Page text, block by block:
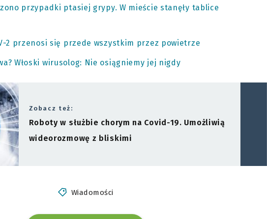
przypadki ptasiej grypy. W mieście stanęły tablice
2 przenosi się przede wszystkim przez powietrze
Włoski wirusolog: Nie osiągniemy jej nigdy
Zobacz też:
Roboty w służbie chorym na Covid-19. Umożliwią
wideorozmowę z bliskimi
Wiadomości